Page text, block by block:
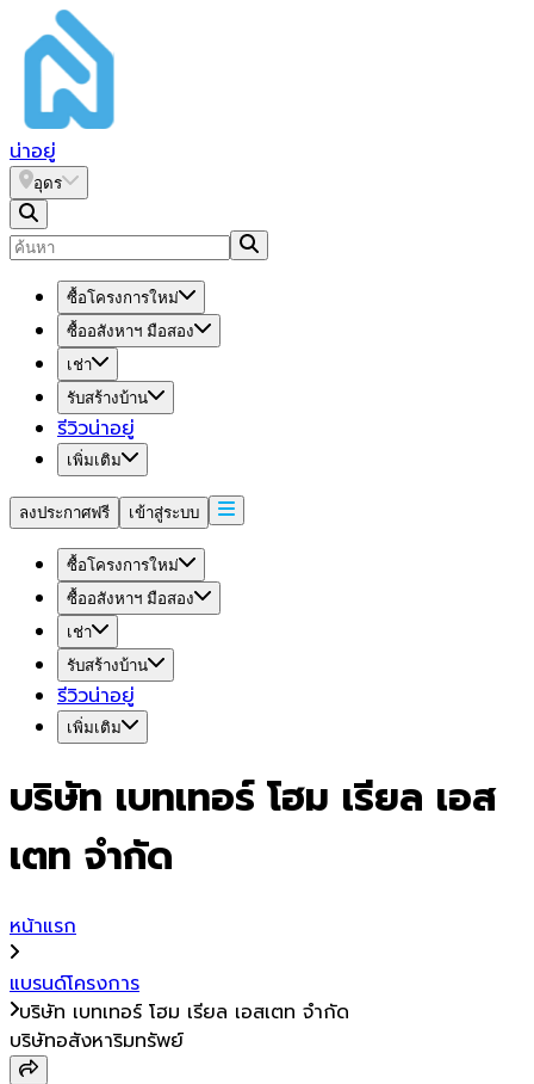
น่าอยู่
อุดร
ซื้อโครงการใหม่
ซื้ออสังหาฯ มือสอง
เช่า
รับสร้างบ้าน
รีวิวน่าอยู่
เพิ่มเติม
ลงประกาศฟรี เข้าสู่ระบบ
ซื้อโครงการใหม่
ซื้ออสังหาฯ มือสอง
เช่า
รับสร้างบ้าน
รีวิวน่าอยู่
เพิ่มเติม
บริษัท เบทเทอร์ โฮม เรียล เอส
เตท จำกัด
หน้าแรก
แบรนด์โครงการ
บริษัท เบทเทอร์ โฮม เรียล เอสเตท จำกัด
บริษัทอสังหาริมทรัพย์